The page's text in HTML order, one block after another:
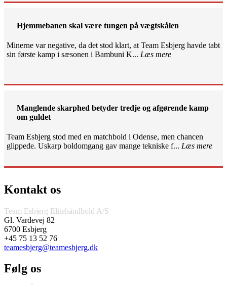
Hjemmebanen skal være tungen på vægtskålen
Minerne var negative, da det stod klart, at Team Esbjerg havde tabt
sin første kamp i sæsonen i Bambuni K... Læs mere
Manglende skarphed betyder tredje og afgørende kamp
om guldet
Team Esbjerg stod med en matchbold i Odense, men chancen
glippede. Uskarp boldomgang gav mange tekniske f... Læs mere
Kontakt os
Team Esbjerg Elitehåndbold A/S
Gl. Vardevej 82
6700 Esbjerg
+45 75 13 52 76
teamesbjerg@teamesbjerg.dk
Følg os